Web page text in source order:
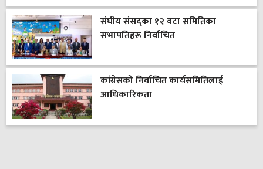
संघीय संसद्का १२ वटा समितिका
सभापतिहरू निर्वाचित
कांग्रेसको निर्वाचित कार्यसमितिलाई
आधिकारिकता